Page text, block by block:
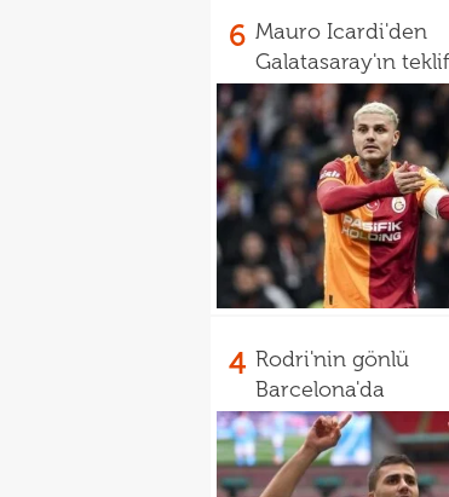
6 Mauro Icardi'den
Galatasaray'ın
4 Rodri'nin gönlü
Barcelona'da